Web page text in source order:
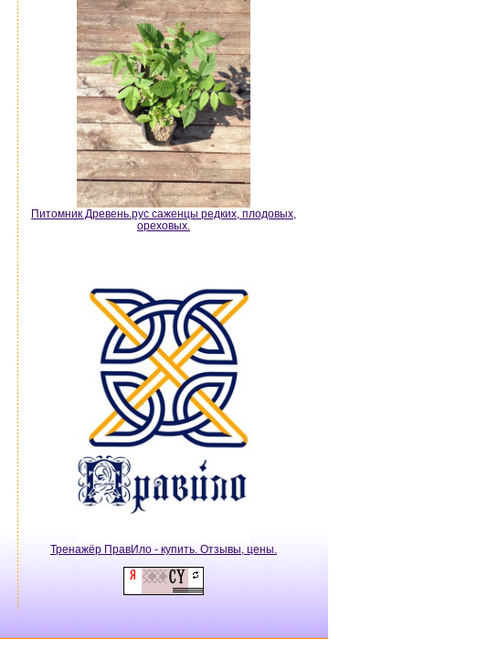
Питомник Древень.рус саженцы редких, плодовых,
ореховых.
Тренажёр ПравИло - купить. Отзывы, цены.